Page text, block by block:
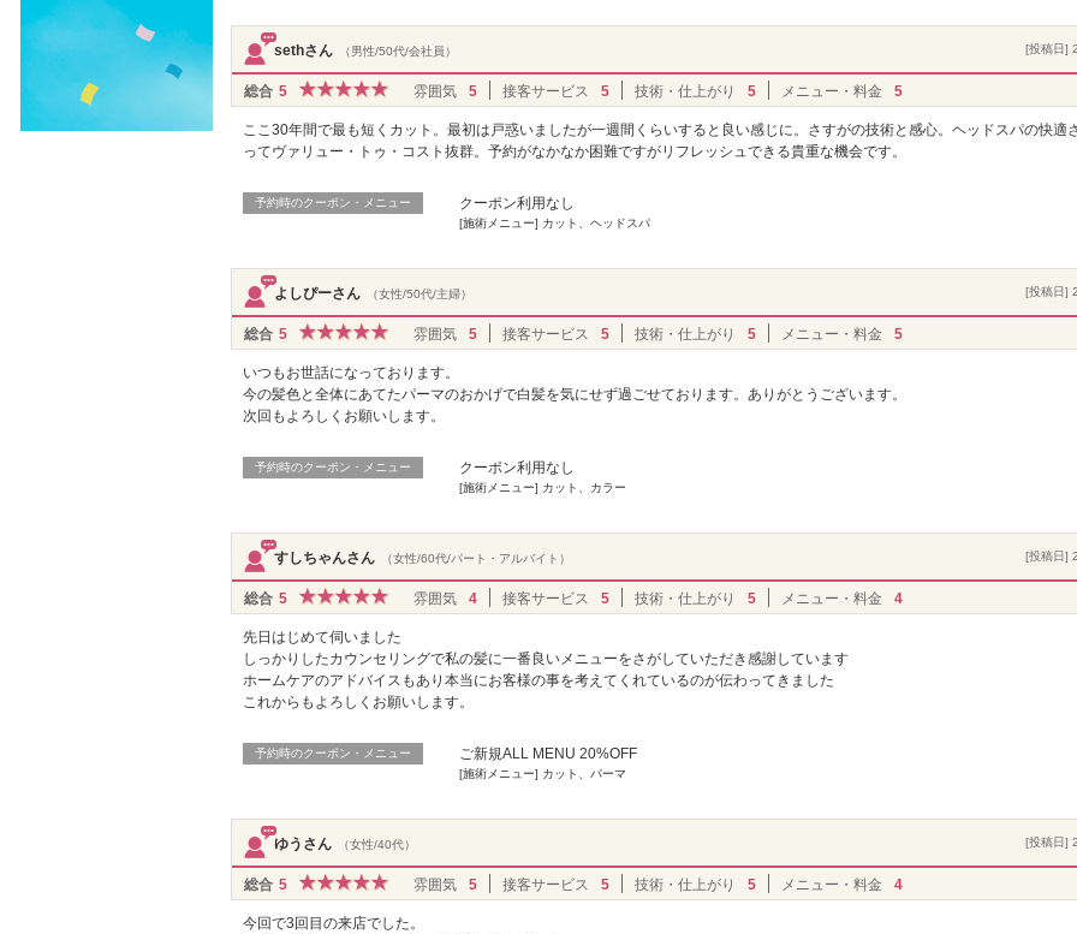
sethさん （男性/50代/会社員） [投稿日]
総合 5 雰囲気 5 接客サービス 5 技術・仕上がり 5 メニュー・料金 5
ここ30年間で最も短くカット。最初は戸惑いましたが一週間くらいすると良い感じに。さすがの技術と感心。ヘッドスパの快適
ってヴァリュー・トゥ・コスト抜群。予約がなかなか困難ですがリフレッシュできる貴重な機会です。
予約時のクーポン・メニュー クーポン利用なし
[施術メニュー] カット、ヘッドスパ
よしぴーさん （女性/50代/主婦） [投稿日]
総合 5 雰囲気 5 接客サービス 5 技術・仕上がり 5 メニュー・料金 5
いつもお世話になっております。
今の髪色と全体にあてたパーマのおかげで白髪を気にせず過ごせております。ありがとうございます。
次回もよろしくお願いします。
予約時のクーポン・メニュー クーポン利用なし
[施術メニュー] カット、カラー
すしちゃんさん （女性/60代/パート・アルバイト） [投稿日]
総合 5 雰囲気 4 接客サービス 5 技術・仕上がり 5 メニュー・料金 4
先日はじめて伺いました
しっかりしたカウンセリングで私の髪に一番良いメニューをさがしていただき感謝しています
ホームケアのアドバイスもあり本当にお客様の事を考えてくれているのが伝わってきました
これからもよろしくお願いします。
予約時のクーポン・メニュー ご新規ALL MENU 20%OFF
[施術メニュー] カット、パーマ
ゆうさん （女性/40代） [投稿日]
総合 5 雰囲気 5 接客サービス 5 技術・仕上がり 5 メニュー・料金 4
今回で3回目の来店でした。